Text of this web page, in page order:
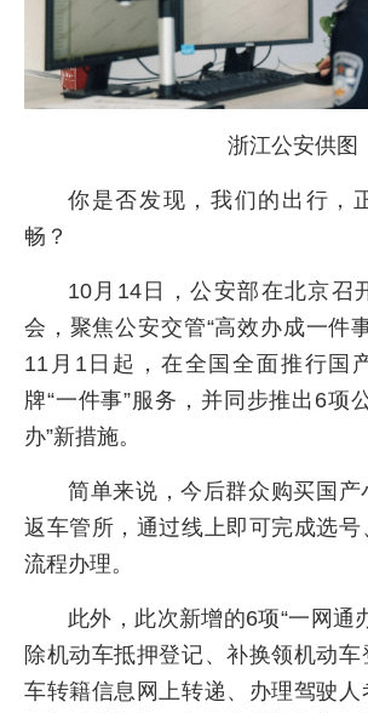
浙江公安供图
你是否发现，我们的出行，
畅？
10月14日，公安部在北京召
会，聚焦公安交管“高效办成一件
11月1日起，在全国全面推行国
牌“一件事”服务，并同步推出6项
办”新措施。
简单来说，今后群众购买国产
返车管所，通过线上即可完成选号
流程办理。
此外，此次新增的6项“一网通
除机动车抵押登记、补换领机动
车转籍信息网上转递、办理驾驶